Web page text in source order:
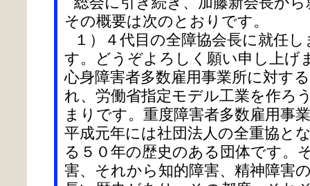
その概要は次のとおりです。
１）４代目の全障協会長に就任
す。どうぞよろしく願い申し上げ
心身障害者多数雇用事業所に対す
れ、労働省指定モデル工業を作ろ
まりです。重度障害者多数雇用事
平成元年には社団法人の全重協と
る５０年の歴史のある団体です。
害、それから知的障害、精神障害